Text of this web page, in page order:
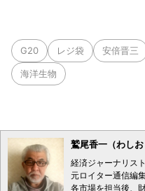
G20 レジ袋 安倍晋三
海洋生物
鷲尾香一（わしお
経済ジャーナリスト
元ロイター通信編
各市場を担当後、